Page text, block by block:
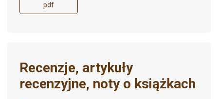
pdf
Recenzje, artykuły
recenzyjne, noty o książkach